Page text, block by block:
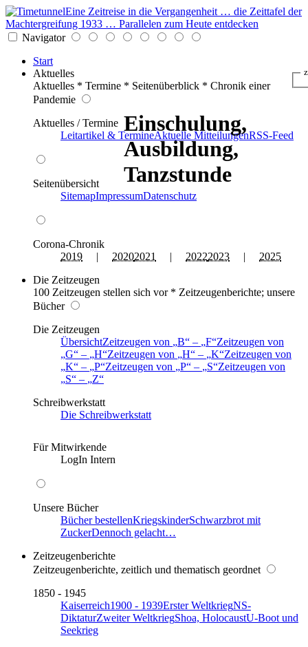
Eine Zeitreise in die Vergangenheit … die Zeittafel der
Machtergreifung 1933 … Parallelen zum Heute entdecken
Navigator
Start
Aktuelles
Aktuelles * Termine * Seitenüberblick * Chronik einer
Pandemie
Aktuelles / Termine
Leitartikel & TermineAktuelle MitteilungenRSS-Feed
Seitenübersicht
SitemapImpressumDatenschutz
Corona-Chronik
2019 | 20202021 | 20222023 | 2025
Die Zeitzeugen
100 Zeitzeugen stellen sich vor * Zeitzeugenberichte; unsere
Bücher
Die Zeitzeugen
ÜbersichtZeitzeugen von B – F Zeitzeugen von
G
– H Zeitzeugen von H – K Zeitzeugen von
K
– P Zeitzeugen von P – S Zeitzeugen von
S
–
Z
Schreibwerkstatt
Die Schreibwerkstatt
Für Mitwirkende
LogIn Intern
Unsere Bücher
Bücher bestellenKriegskinderSchwarzbrot mit
ZuckerDennoch gelacht…
Zeitzeugenberichte
Zeitzeugenberichte, zeitlich und thematisch geordnet
1850 - 1945
Kaiserreich1900 - 1939Erster WeltkriegNS-
DiktaturZweiter WeltkriegShoa, HolocaustU-Boot und
Seekrieg
Einschulung,
Ausbildung,
Tanzstunde